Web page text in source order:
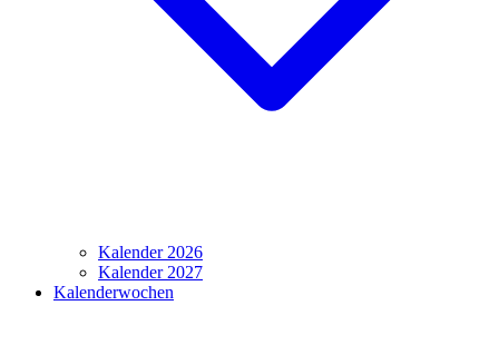
Kalender 2026
Kalender 2027
Kalenderwochen